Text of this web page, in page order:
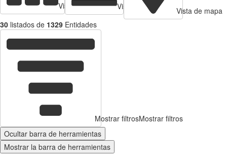
Vista de tarjetas Vista de Tabla
Vista de mapa
30 listados de 1329 Entidades
Mostrar filtrosMostrar filtros
Ocultar barra de herramientas
Mostrar la barra de herramientas